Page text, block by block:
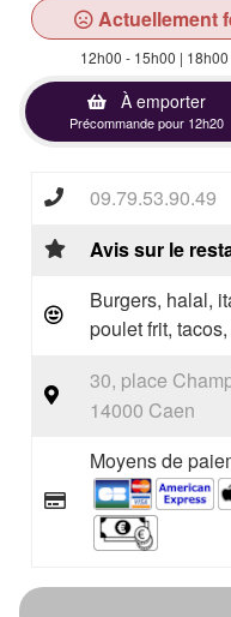
Actuellement
12h00 - 15h00 |
À emporter
Précommande pour 12h20
09.79.53.90.49
Avis sur le
Burgers, halal,
poulet frit,
30, place
14000 Caen
Moyens de